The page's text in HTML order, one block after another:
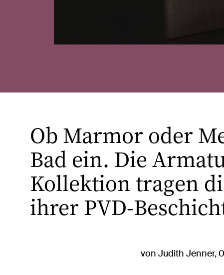
Ob Marmor oder
Bad ein. Die
Kollektion tragen
ihrer PVD-
von Judith Jenner,